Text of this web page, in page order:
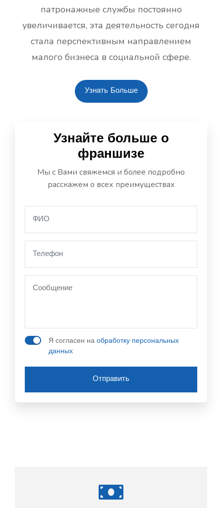
патронажные службы постоянно
увеличивается, эта деятельность сегодня
стала перспективным направлением
малого бизнеса в социальной сфере.
Узнать Больше
Узнайте больше о
франшизе
Мы с Вами свяжемся и более подробно
расскажем о всех преимуществах
Я согласен на обработку персональных
данных
Отправить